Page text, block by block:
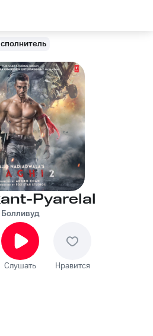
Pyarelal
Болливуд
Слушать Нравится